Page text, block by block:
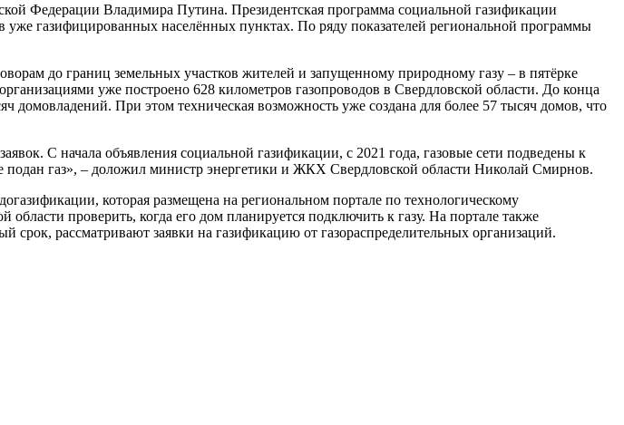
Федерации Владимира Путина. Президентская программа социальной газификации
уже газифицированных населённых пунктах. По ряду показателей региональной программы
до границ земельных участков жителей и запущенному природному газу – в пятёрке
уже построено 628 километров газопроводов в Свердловской области. До конца
домовладений. При этом техническая возможность уже создана для более 57 тысяч домов, что
С начала объявления социальной газификации, с 2021 года, газовые сети подведены к
подан газ», – доложил министр энергетики и ЖКХ Свердловской области Николай Смирнов.
которая размещена на региональном портале по технологическому
проверить, когда его дом планируется подключить к газу. На портале также
рассматривают заявки на газификацию от газораспределительных организаций.